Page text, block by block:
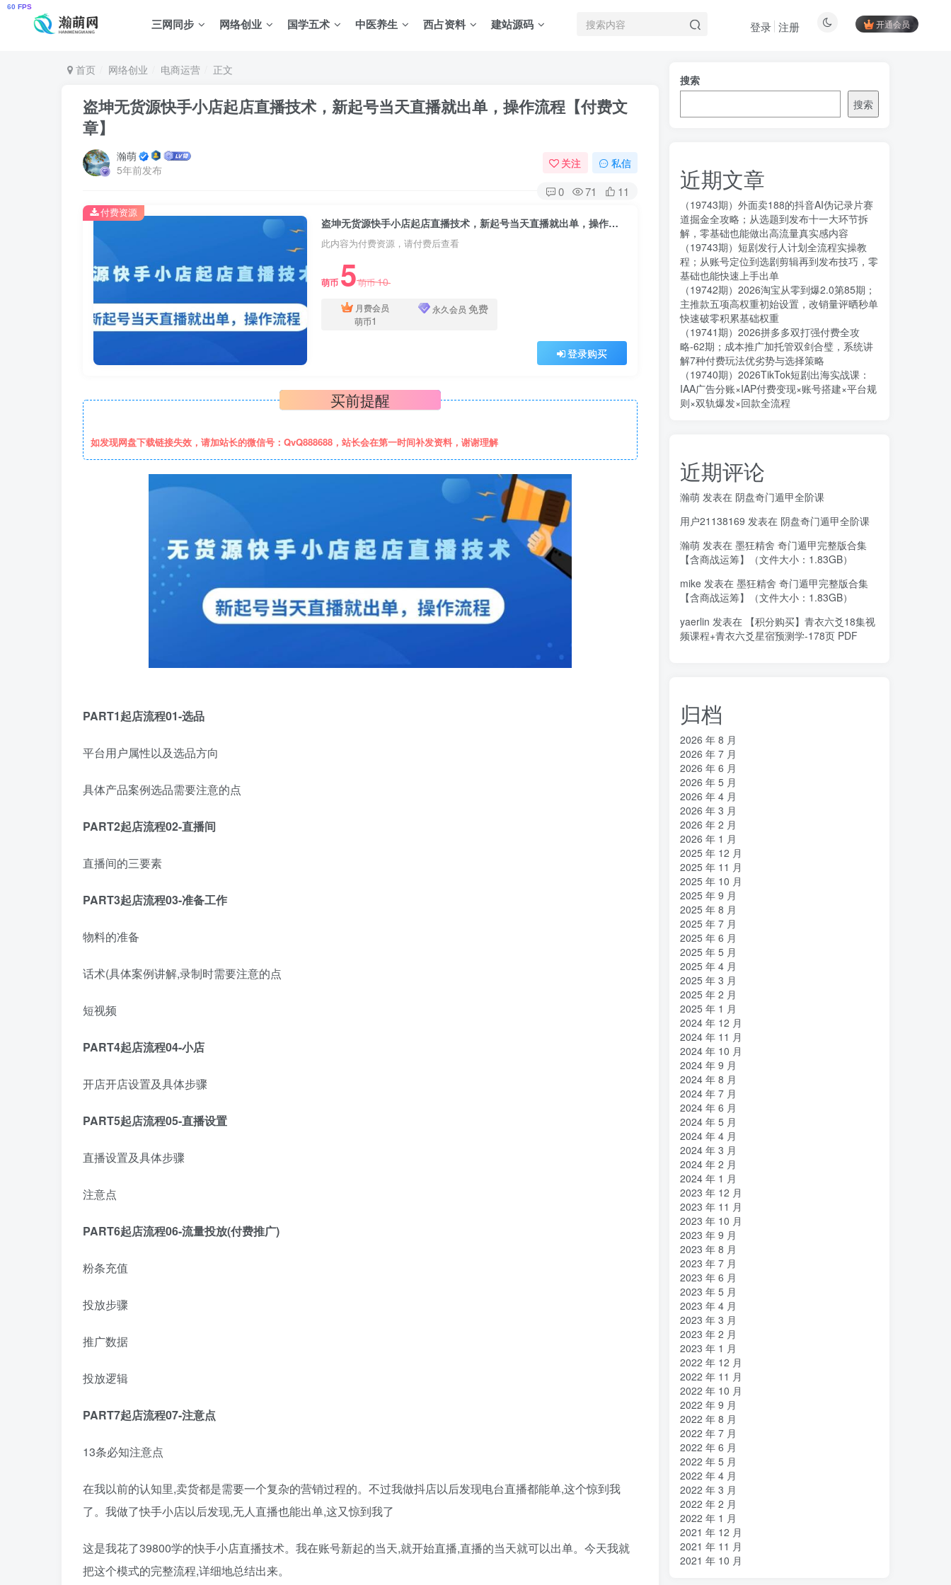
三网同步 网络创业 国学五术 中医养生 西占资料 建站源码 开通会员
登录 注册
首页 网络创业 电商运营 正文
盗坤无货源快手小店起店直播技术，新起号当天直播就出单，操作流程【付费文
章】
瀚萌
5年前发布
关注 私信
0 71 11
盗坤无货源快手小店起店直播技术，新起号当天直播就出单，操作流程【付费文章】
此内容为付费资源，请付费后查看
萌币 5萌币10
月费会员
萌币1
永久会员 免费
登录购买
付费资源
买前提醒
如发现网盘下载链接失效，请加站长的微信号：QvQ888688，站长会在第一时间补发资料，谢谢理解
PART1起店流程01-选品
平台用户属性以及选品方向
具体产品案例选品需要注意的点
PART2起店流程02-直播间
直播间的三要素
PART3起店流程03-准备工作
物料的准备
话术(具体案例讲解,录制时需要注意的点
短视频
PART4起店流程04-小店
开店开店设置及具体步骤
PART5起店流程05-直播设置
直播设置及具体步骤
注意点
PART6起店流程06-流量投放(付费推广)
粉条充值
投放步骤
推广数据
投放逻辑
PART7起店流程07-注意点
13条必知注意点
在我以前的认知里,卖货都是需要一个复杂的营销过程的。不过我做抖店以后发现电台直播都能单,这个惊到我
了。我做了快手小店以后发现,无人直播也能出单,这又惊到我了
这是我花了39800学的快手小店直播技术。我在账号新起的当天,就开始直播,直播的当天就可以出单。今天我就
把这个模式的完整流程,详细地总结出来。
搜索
搜索
近期文章
（19743期）外面卖188的抖音AI伪记录片赛
道掘金全攻略；从选题到发布十一大环节拆
解，零基础也能做出高流量真实感内容
（19743期）短剧发行人计划全流程实操教
程；从账号定位到选剧剪辑再到发布技巧，零
基础也能快速上手出单
（19742期）2026淘宝从零到爆2.0第85期；
主推款五项高权重初始设置，改销量评晒秒单
快速破零积累基础权重
（19741期）2026拼多多双打强付费全攻
略-62期；成本推广加托管双剑合璧，系统讲
解7种付费玩法优劣势与选择策略
（19740期）2026TikTok短剧出海实战课：
IAA广告分账×IAP付费变现×账号搭建×平台规
则×双轨爆发×回款全流程
近期评论
瀚萌 发表在 阴盘奇门遁甲全阶课
用户21138169 发表在 阴盘奇门遁甲全阶课
瀚萌 发表在 墨狂精舍 奇门遁甲完整版合集
【含商战运筹】（文件大小：1.83GB）
mike 发表在 墨狂精舍 奇门遁甲完整版合集
【含商战运筹】（文件大小：1.83GB）
yaerlin 发表在 【积分购买】青衣六爻18集视
频课程+青衣六爻星宿预测学-178页 PDF
归档
2026 年 8 月
2026 年 7 月
2026 年 6 月
2026 年 5 月
2026 年 4 月
2026 年 3 月
2026 年 2 月
2026 年 1 月
2025 年 12 月
2025 年 11 月
2025 年 10 月
2025 年 9 月
2025 年 8 月
2025 年 7 月
2025 年 6 月
2025 年 5 月
2025 年 4 月
2025 年 3 月
2025 年 2 月
2025 年 1 月
2024 年 12 月
2024 年 11 月
2024 年 10 月
2024 年 9 月
2024 年 8 月
2024 年 7 月
2024 年 6 月
2024 年 5 月
2024 年 4 月
2024 年 3 月
2024 年 2 月
2024 年 1 月
2023 年 12 月
2023 年 11 月
2023 年 10 月
2023 年 9 月
2023 年 8 月
2023 年 7 月
2023 年 6 月
2023 年 5 月
2023 年 4 月
2023 年 3 月
2023 年 2 月
2023 年 1 月
2022 年 12 月
2022 年 11 月
2022 年 10 月
2022 年 9 月
2022 年 8 月
2022 年 7 月
2022 年 6 月
2022 年 5 月
2022 年 4 月
2022 年 3 月
2022 年 2 月
2022 年 1 月
2021 年 12 月
2021 年 11 月
2021 年 10 月